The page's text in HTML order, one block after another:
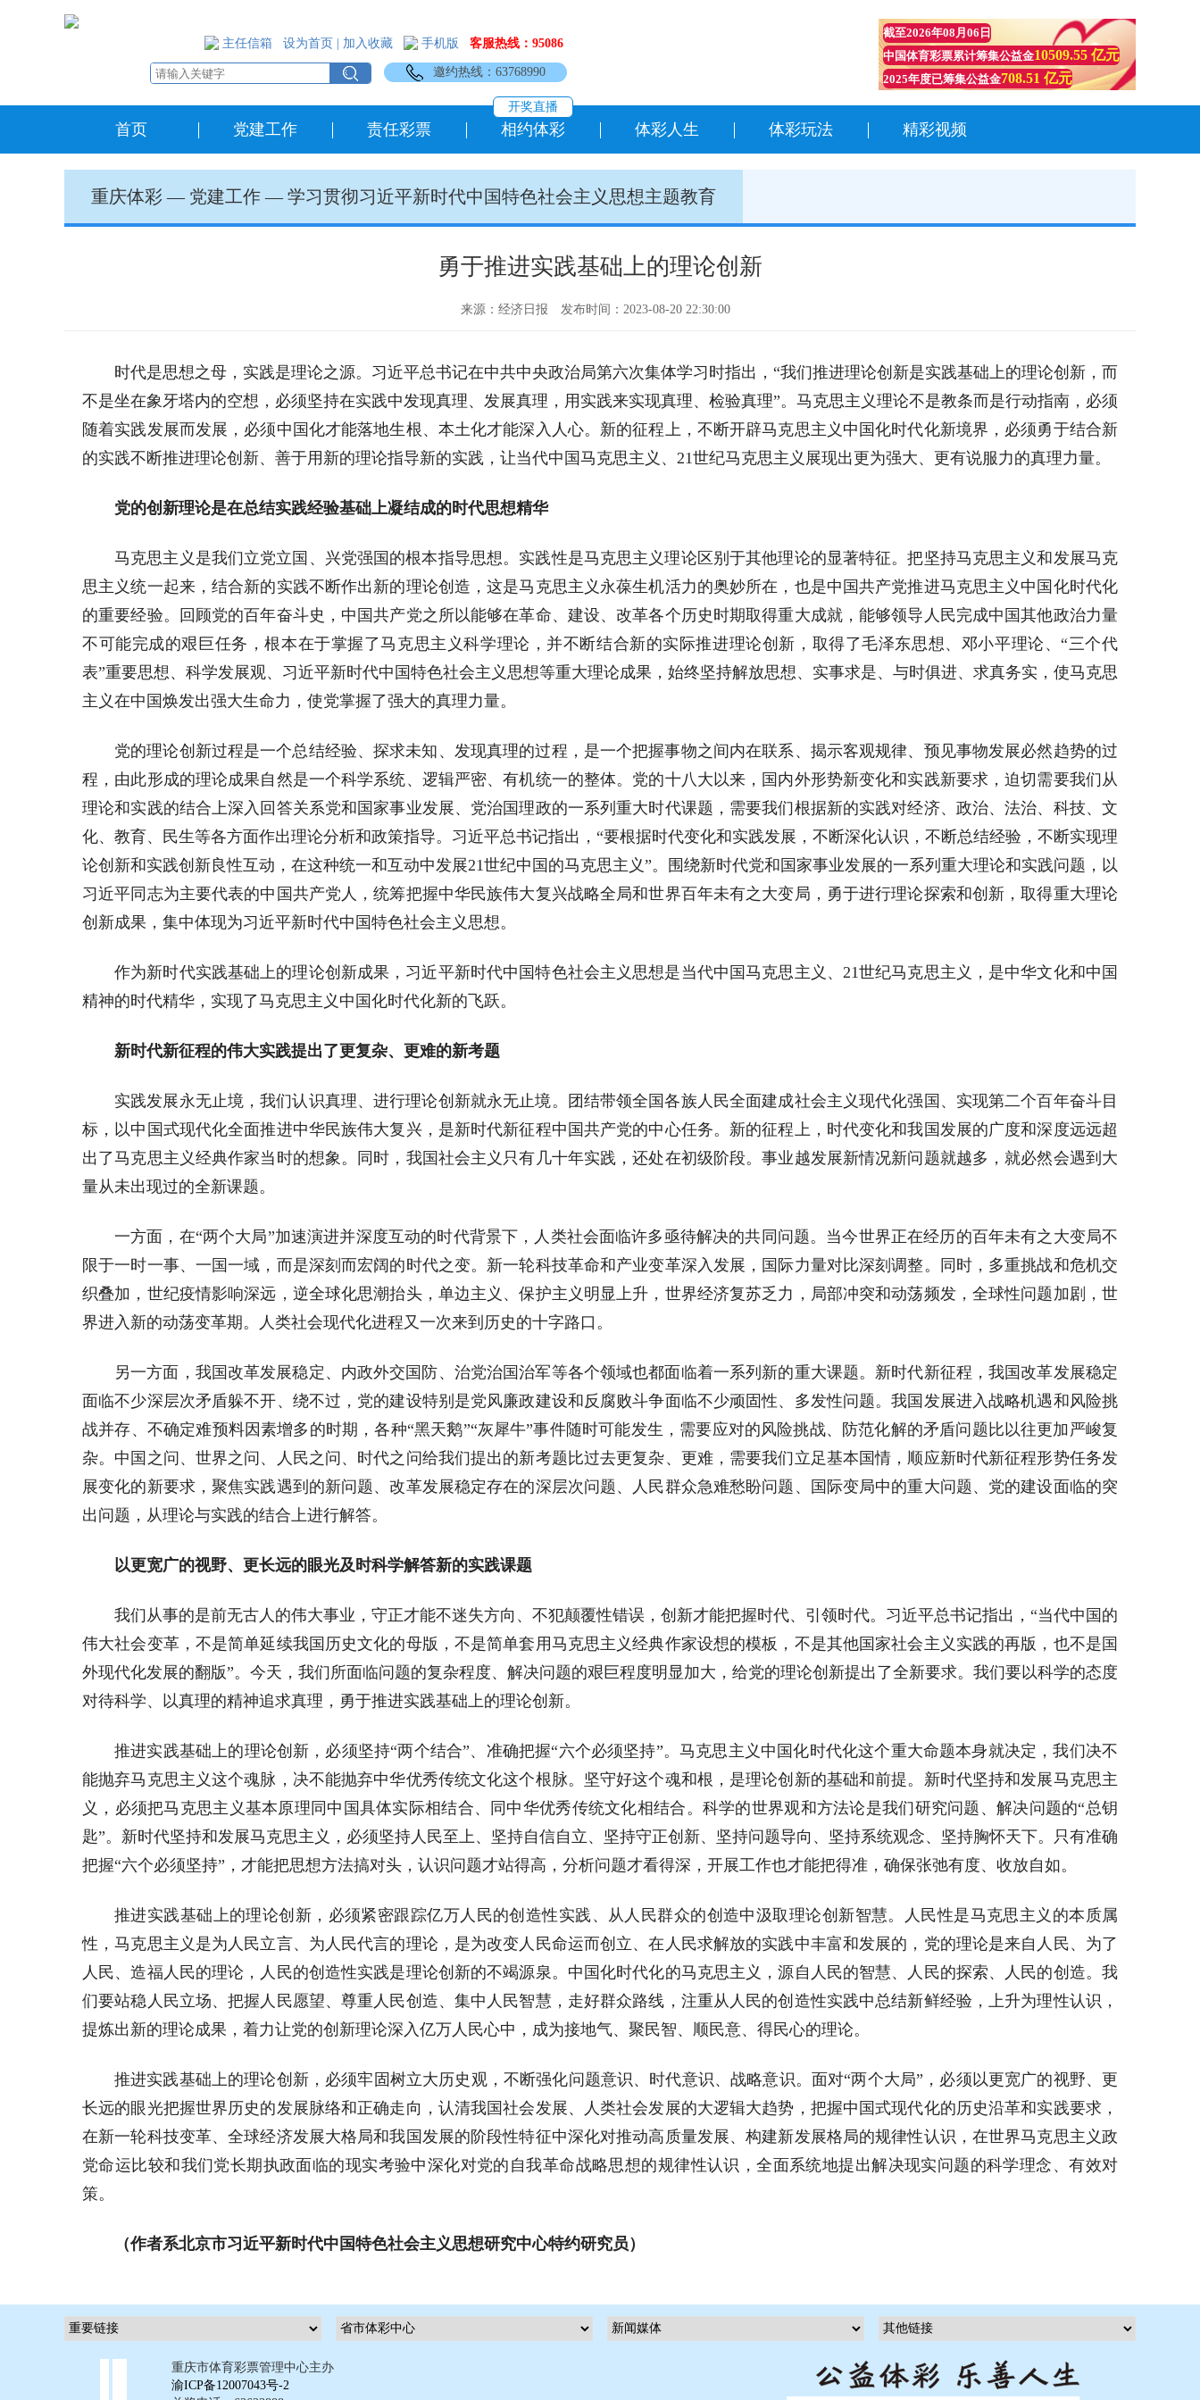
主任信箱 设为首页 加入收藏 手机版 客服热线：95086
邀约热线：63768990
截至2026年08月06日
中国体育彩票累计筹集公益金10509.55 亿元
2025年度已筹集公益金708.51 亿元
首页 党建工作 责任彩票 相约体彩
开奖直播
体彩人生 体彩玩法 精彩视频
重庆体彩— 党建工作—学习贯彻习近平新时代中国特色社会主义思想主题教育
勇于推进实践基础上的理论创新
来源：经济日报 发布时间：2023-08-20 22:30:00
时代是思想之母，实践是理论之源。习近平总书记在中共中央政治局第六次集体学习时指出，“我们推进理论创新是实践基础上的理论创新，而
不是坐在象牙塔内的空想，必须坚持在实践中发现真理、发展真理，用实践来实现真理、检验真理”。马克思主义理论不是教条而是行动指南，必须
随着实践发展而发展，必须中国化才能落地生根、本土化才能深入人心。新的征程上，不断开辟马克思主义中国化时代化新境界，必须勇于结合新
的实践不断推进理论创新、善于用新的理论指导新的实践，让当代中国马克思主义、21世纪马克思主义展现出更为强大、更有说服力的真理力量。
党的创新理论是在总结实践经验基础上凝结成的时代思想精华
马克思主义是我们立党立国、兴党强国的根本指导思想。实践性是马克思主义理论区别于其他理论的显著特征。把坚持马克思主义和发展马克
思主义统一起来，结合新的实践不断作出新的理论创造，这是马克思主义永葆生机活力的奥妙所在，也是中国共产党推进马克思主义中国化时代化
的重要经验。回顾党的百年奋斗史，中国共产党之所以能够在革命、建设、改革各个历史时期取得重大成就，能够领导人民完成中国其他政治力量
不可能完成的艰巨任务，根本在于掌握了马克思主义科学理论，并不断结合新的实际推进理论创新，取得了毛泽东思想、邓小平理论、“三个代
表”重要思想、科学发展观、习近平新时代中国特色社会主义思想等重大理论成果，始终坚持解放思想、实事求是、与时俱进、求真务实，使马克思
主义在中国焕发出强大生命力，使党掌握了强大的真理力量。
党的理论创新过程是一个总结经验、探求未知、发现真理的过程，是一个把握事物之间内在联系、揭示客观规律、预见事物发展必然趋势的过
程，由此形成的理论成果自然是一个科学系统、逻辑严密、有机统一的整体。党的十八大以来，国内外形势新变化和实践新要求，迫切需要我们从
理论和实践的结合上深入回答关系党和国家事业发展、党治国理政的一系列重大时代课题，需要我们根据新的实践对经济、政治、法治、科技、文
化、教育、民生等各方面作出理论分析和政策指导。习近平总书记指出，“要根据时代变化和实践发展，不断深化认识，不断总结经验，不断实现理
论创新和实践创新良性互动，在这种统一和互动中发展21世纪中国的马克思主义”。围绕新时代党和国家事业发展的一系列重大理论和实践问题，以
习近平同志为主要代表的中国共产党人，统筹把握中华民族伟大复兴战略全局和世界百年未有之大变局，勇于进行理论探索和创新，取得重大理论
创新成果，集中体现为习近平新时代中国特色社会主义思想。
作为新时代实践基础上的理论创新成果，习近平新时代中国特色社会主义思想是当代中国马克思主义、21世纪马克思主义，是中华文化和中国
精神的时代精华，实现了马克思主义中国化时代化新的飞跃。
新时代新征程的伟大实践提出了更复杂、更难的新考题
实践发展永无止境，我们认识真理、进行理论创新就永无止境。团结带领全国各族人民全面建成社会主义现代化强国、实现第二个百年奋斗目
标，以中国式现代化全面推进中华民族伟大复兴，是新时代新征程中国共产党的中心任务。新的征程上，时代变化和我国发展的广度和深度远远超
出了马克思主义经典作家当时的想象。同时，我国社会主义只有几十年实践，还处在初级阶段。事业越发展新情况新问题就越多，就必然会遇到大
量从未出现过的全新课题。
一方面，在“两个大局”加速演进并深度互动的时代背景下，人类社会面临许多亟待解决的共同问题。当今世界正在经历的百年未有之大变局不
限于一时一事、一国一域，而是深刻而宏阔的时代之变。新一轮科技革命和产业变革深入发展，国际力量对比深刻调整。同时，多重挑战和危机交
织叠加，世纪疫情影响深远，逆全球化思潮抬头，单边主义、保护主义明显上升，世界经济复苏乏力，局部冲突和动荡频发，全球性问题加剧，世
界进入新的动荡变革期。人类社会现代化进程又一次来到历史的十字路口。
另一方面，我国改革发展稳定、内政外交国防、治党治国治军等各个领域也都面临着一系列新的重大课题。新时代新征程，我国改革发展稳定
面临不少深层次矛盾躲不开、绕不过，党的建设特别是党风廉政建设和反腐败斗争面临不少顽固性、多发性问题。我国发展进入战略机遇和风险挑
战并存、不确定难预料因素增多的时期，各种“黑天鹅”“灰犀牛”事件随时可能发生，需要应对的风险挑战、防范化解的矛盾问题比以往更加严峻复
杂。中国之问、世界之问、人民之问、时代之问给我们提出的新考题比过去更复杂、更难，需要我们立足基本国情，顺应新时代新征程形势任务发
展变化的新要求，聚焦实践遇到的新问题、改革发展稳定存在的深层次问题、人民群众急难愁盼问题、国际变局中的重大问题、党的建设面临的突
出问题，从理论与实践的结合上进行解答。
以更宽广的视野、更长远的眼光及时科学解答新的实践课题
我们从事的是前无古人的伟大事业，守正才能不迷失方向、不犯颠覆性错误，创新才能把握时代、引领时代。习近平总书记指出，“当代中国的
伟大社会变革，不是简单延续我国历史文化的母版，不是简单套用马克思主义经典作家设想的模板，不是其他国家社会主义实践的再版，也不是国
外现代化发展的翻版”。今天，我们所面临问题的复杂程度、解决问题的艰巨程度明显加大，给党的理论创新提出了全新要求。我们要以科学的态度
对待科学、以真理的精神追求真理，勇于推进实践基础上的理论创新。
推进实践基础上的理论创新，必须坚持“两个结合”、准确把握“六个必须坚持”。马克思主义中国化时代化这个重大命题本身就决定，我们决不
能抛弃马克思主义这个魂脉，决不能抛弃中华优秀传统文化这个根脉。坚守好这个魂和根，是理论创新的基础和前提。新时代坚持和发展马克思主
义，必须把马克思主义基本原理同中国具体实际相结合、同中华优秀传统文化相结合。科学的世界观和方法论是我们研究问题、解决问题的“总钥
匙”。新时代坚持和发展马克思主义，必须坚持人民至上、坚持自信自立、坚持守正创新、坚持问题导向、坚持系统观念、坚持胸怀天下。只有准确
把握“六个必须坚持”，才能把思想方法搞对头，认识问题才站得高，分析问题才看得深，开展工作也才能把得准，确保张弛有度、收放自如。
推进实践基础上的理论创新，必须紧密跟踪亿万人民的创造性实践、从人民群众的创造中汲取理论创新智慧。人民性是马克思主义的本质属
性，马克思主义是为人民立言、为人民代言的理论，是为改变人民命运而创立、在人民求解放的实践中丰富和发展的，党的理论是来自人民、为了
人民、造福人民的理论，人民的创造性实践是理论创新的不竭源泉。中国化时代化的马克思主义，源自人民的智慧、人民的探索、人民的创造。我
们要站稳人民立场、把握人民愿望、尊重人民创造、集中人民智慧，走好群众路线，注重从人民的创造性实践中总结新鲜经验，上升为理性认识，
提炼出新的理论成果，着力让党的创新理论深入亿万人民心中，成为接地气、聚民智、顺民意、得民心的理论。
推进实践基础上的理论创新，必须牢固树立大历史观，不断强化问题意识、时代意识、战略意识。面对“两个大局”，必须以更宽广的视野、更
长远的眼光把握世界历史的发展脉络和正确走向，认清我国社会发展、人类社会发展的大逻辑大趋势，把握中国式现代化的历史沿革和实践要求，
在新一轮科技变革、全球经济发展大格局和我国发展的阶段性特征中深化对推动高质量发展、构建新发展格局的规律性认识，在世界马克思主义政
党命运比较和我们党长期执政面临的现实考验中深化对党的自我革命战略思想的规律性认识，全面系统地提出解决现实问题的科学理念、有效对
策。
（作者系北京市习近平新时代中国特色社会主义思想研究中心特约研究员）
重庆市体育彩票管理中心主办
渝ICP备12007043号-2